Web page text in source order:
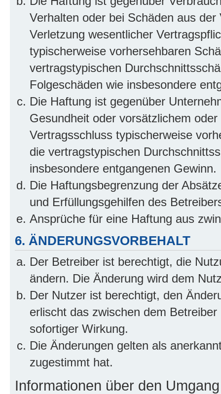
Verhalten oder bei Schäden aus
Verletzung wesentlicher
typischerweise vorhersehbaren
vertragstypischen
Folgeschäden wie insbesondere
Die Haftung ist gegenüber
Gesundheit oder vorsätzlichem
Vertragsschluss typischerweise
die vertragstypischen
insbesondere entgangenen Gewinn.
Die Haftungsbegrenzung der
und Erfüllungsgehilfen des
Ansprüche für eine Haftung aus
6. ÄNDERUNGSVORBEHALT
Der Betreiber ist berechtigt, die
ändern. Die Änderung wird dem
Der Nutzer ist berechtigt, den
erlischt das zwischen dem
sofortiger Wirkung.
Die Änderungen gelten als
zugestimmt hat.
Informationen über den